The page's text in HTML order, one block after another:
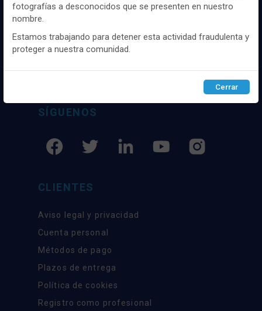
Distribuidor y mayorista textil de las mejores
marcaas de ropa y complementos del
mercado, marcas tanto nacionales como
experiencia como proveedor de los mejores
SÍGUENOS
CLIENTES
Aviso legal y privacidad
Cuenta personal
Métodos de pago
Plazos de entrega
Política de cookies
Registro como profesional
Puedesconfigurary aceptar el uso de cookies a tu gusto.
Para obtener más información visita nuestra
cookies .
Configurar Rechazar ACEPTAR
fotografías a desconocidos que se presenten en nuestro
nombre.
Estamos trabajando para detener esta actividad fraudulenta y
proteger a nuestra comunidad.
Cerrar